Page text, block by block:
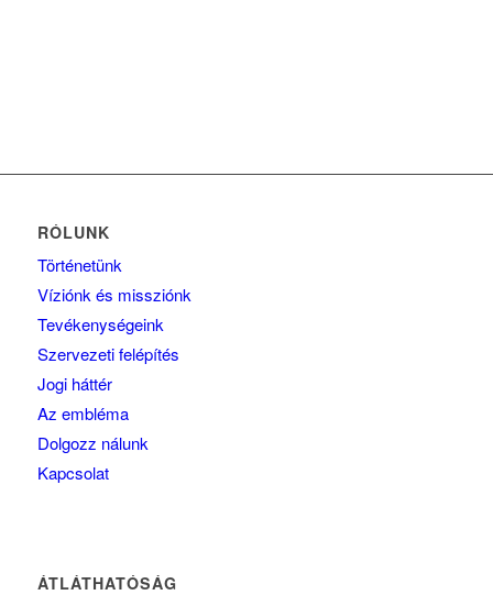
RÓLUNK
Történetünk
Víziónk és missziónk
Tevékenységeink
Szervezeti felépítés
Jogi háttér
Az embléma
Dolgozz nálunk
Kapcsolat
ÁTLÁTHATÓSÁG